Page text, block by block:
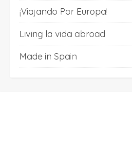
¡Viajando Por Europa!
Living la vida abroad
Made in Spain